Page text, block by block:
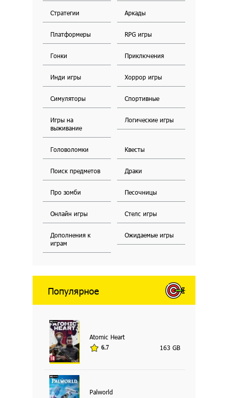
Стратегии Аркады
Платформеры RPG игры
Гонки Приключения
Инди игры Хоррор игры
Симуляторы Спортивные
Игры на
выживание
Логические игры
Головоломки Квесты
Поиск предметов Драки
Про зомби Песочницы
Онлайн игры Стелс игры
Дополнения к
играм
Ожидаемые игры
Популярное
Atomic Heart
6.7 163 GB
Palworld